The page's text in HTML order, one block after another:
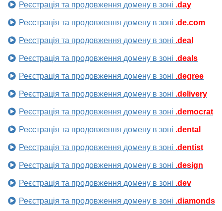
Реєстрація та продовження домену в зоні .day
Реєстрація та продовження домену в зоні .de.com
Реєстрація та продовження домену в зоні .deal
Реєстрація та продовження домену в зоні .deals
Реєстрація та продовження домену в зоні .degree
Реєстрація та продовження домену в зоні .delivery
Реєстрація та продовження домену в зоні .democrat
Реєстрація та продовження домену в зоні .dental
Реєстрація та продовження домену в зоні .dentist
Реєстрація та продовження домену в зоні .design
Реєстрація та продовження домену в зоні .dev
Реєстрація та продовження домену в зоні .diamonds